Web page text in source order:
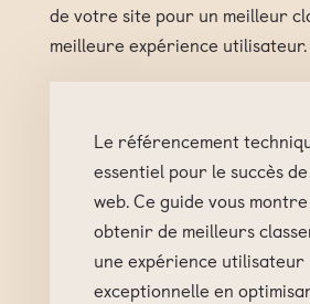
de votre site pour un meilleur
meilleure expérience utilisateur.
Le référencement
essentiel pour le succès
web. Ce guide vous
obtenir de meilleurs
une expérience utilisateur
exceptionnelle en